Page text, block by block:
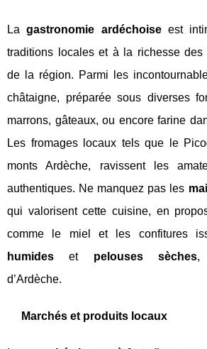
Lagastronomie ardéchoiseest
traditions locales et à la richesse des
de la région. Parmi les
châtaigne, préparée sous diverses
marrons, gâteaux, ou encore farine
Les fromages locaux tels que le
monts Ardèche, ravissent les
authentiques. Ne manquez pas les
qui valorisent cette cuisine, en
comme le miel et les confitures
humides et pelouses sèches,
d’Ardèche.
Marchés et produits locaux